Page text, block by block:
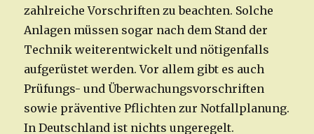
zahlreiche Vorschriften zu beachten. Solche
Anlagen müssen sogar nach dem Stand der
Technik weiterentwickelt und nötigenfalls
aufgerüstet werden. Vor allem gibt es auch
Prüfungs- und Überwachungsvorschriften
sowie präventive Pflichten zur Notfallplanung.
In Deutschland ist nichts ungeregelt.